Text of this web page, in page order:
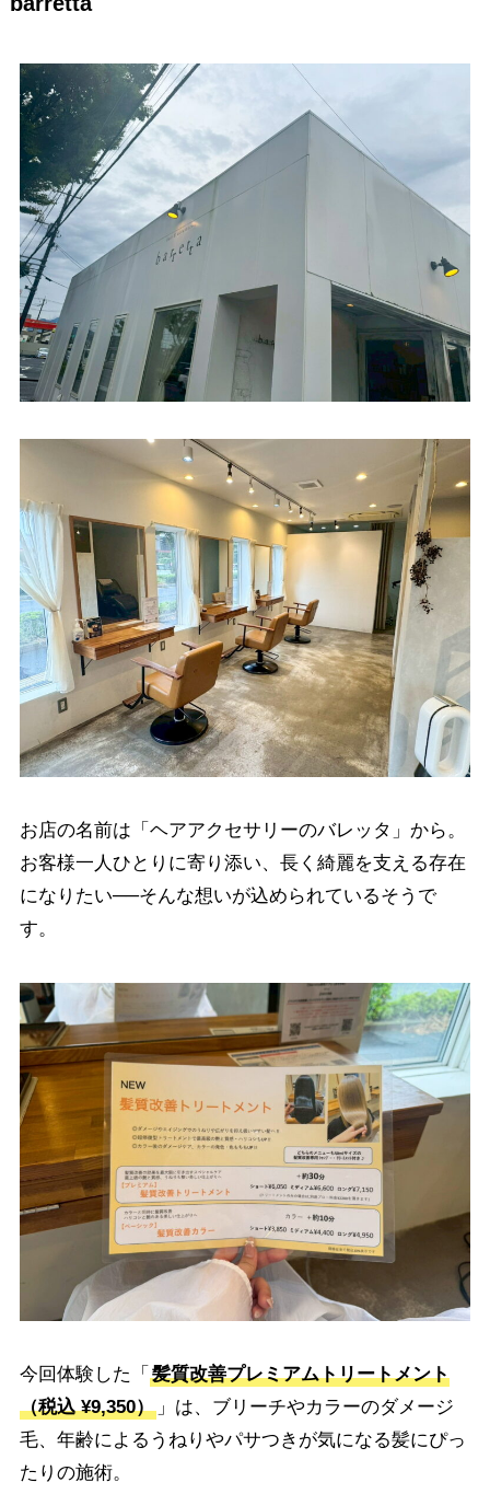
お店の名前は「ヘアアクセサリーのバレッタ」から。
お客様一人ひとりに寄り添い、長く綺麗を支える存在
になりたい──そんな想いが込められているそうで
す。
今回体験した「 髪質改善プレミアムトリートメント
（税込 ¥9,350）」は、ブリーチやカラーのダメージ
毛、年齢によるうねりやパサつきが気になる髪にぴっ
たりの施術。